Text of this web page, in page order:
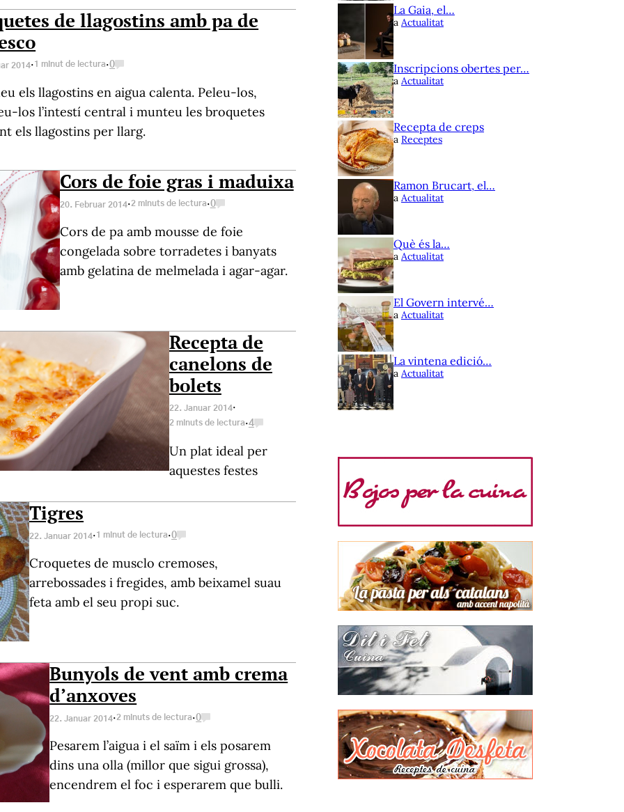
de llagostins amb pa de
2014·1 minut de lectura·0
els llagostins en aigua calenta. Peleu-los,
los l’intestí central i munteu les broquetes
els llagostins per llarg.
Cors de foie gras i maduixa
20. Februar 2014·2 minuts de lectura·0
Cors de pa amb mousse de foie
congelada sobre torradetes i banyats
amb gelatina de melmelada i agar-agar.
Recepta de
canelons de
bolets
22. Januar 2014·
2 minuts de lectura·4
Un plat ideal per
aquestes festes
Tigres
22. Januar 2014·1 minut de lectura·0
Croquetes de musclo cremoses,
arrebossades i fregides, amb beixamel suau
feta amb el seu propi suc.
Bunyols de vent amb crema
d’anxoves
22. Januar 2014·2 minuts de lectura·0
Pesarem l’aigua i el saïm i els posarem
dins una olla (millor que sigui grossa),
encendrem el foc i esperarem que bulli.
La Gaia, el…
a Actualitat
Inscripcions obertes per…
a Actualitat
Recepta de creps
a Receptes
Ramon Brucart, el…
a Actualitat
Què és la…
a Actualitat
El Govern intervé…
a Actualitat
La vintena edició…
a Actualitat